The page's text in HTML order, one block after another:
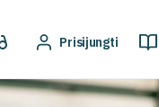
Prisijungti